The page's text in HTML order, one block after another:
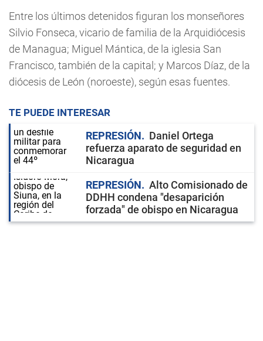
Entre los últimos detenidos figuran los monseñores
Silvio Fonseca, vicario de familia de la Arquidiócesis
de Managua; Miguel Mántica, de la iglesia San
Francisco, también de la capital; y Marcos Díaz, de la
diócesis de León (noroeste), según esas fuentes.
TE PUEDE INTERESAR
REPRESIÓN
Daniel Ortega
refuerza aparato de seguridad en
Nicaragua
REPRESIÓN
Alto Comisionado de
DDHH condena "desaparición
forzada" de obispo en Nicaragua